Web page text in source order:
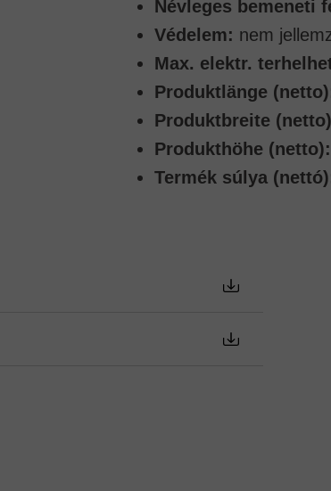
Névleges bemeneti
Védelem: nem
Max. elektr.
Produktlänge
Produktbreite
Produkthöhe (netto):
Termék súlya